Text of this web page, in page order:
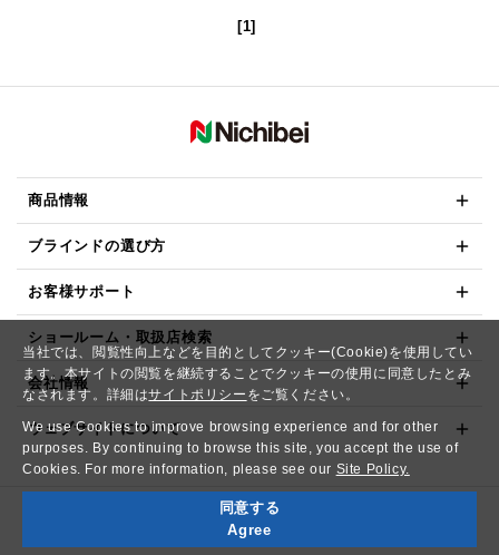
当社では、閲覧性向上などを目的としてクッキー(Cookie)を使用してい
ます。本サイトの閲覧を継続することでクッキーの使用に同意したとみ
なされます。詳細はサイトポリシー をご覧ください。
We use Cookies to improve browsing experience and for other
purposes. By continuing to browse this site, you accept the use of
Cookies. For more information, please see our Site Policy.
同意する
Agree
[1]
商品情報
ブラインドの選び方
お客様サポート
ショールーム・取扱店検索
会社情報
ウェブサイトについて
Copyright© NICHIBEI CO.,LTD. All Rights Reserved.